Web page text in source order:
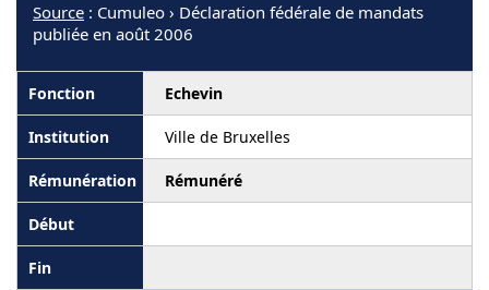
Source : Cumuleo › Déclaration fédérale de mandats
publiée en août 2006
Echevin
Ville de Bruxelles
Rémunéré